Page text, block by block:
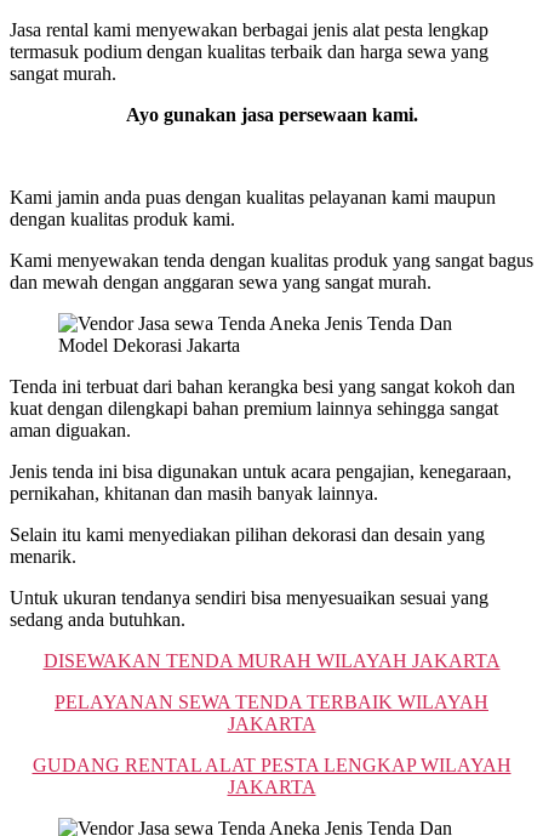
Jasa rental kami menyewakan berbagai jenis alat pesta lengkap
termasuk podium dengan kualitas terbaik dan harga sewa yang
sangat murah.
Ayo gunakan jasa persewaan kami.
Kami jamin anda puas dengan kualitas pelayanan kami maupun
dengan kualitas produk kami.
Kami menyewakan tenda dengan kualitas produk yang sangat bagus
dan mewah dengan anggaran sewa yang sangat murah.
Tenda ini terbuat dari bahan kerangka besi yang sangat kokoh dan
kuat dengan dilengkapi bahan premium lainnya sehingga sangat
aman diguakan.
Jenis tenda ini bisa digunakan untuk acara pengajian, kenegaraan,
pernikahan, khitanan dan masih banyak lainnya.
Selain itu kami menyediakan pilihan dekorasi dan desain yang
menarik.
Untuk ukuran tendanya sendiri bisa menyesuaikan sesuai yang
sedang anda butuhkan.
DISEWAKAN TENDA MURAH WILAYAH JAKARTA
PELAYANAN SEWA TENDA TERBAIK WILAYAH
JAKARTA
GUDANG RENTAL ALAT PESTA LENGKAP WILAYAH
JAKARTA